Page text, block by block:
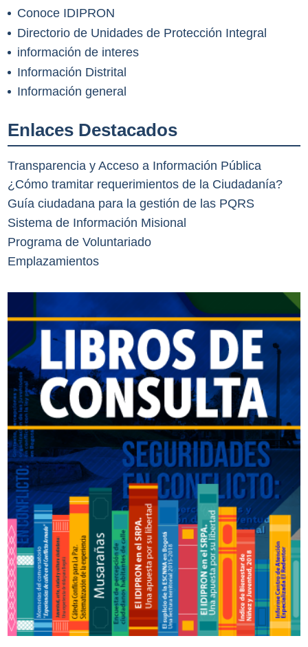
Conoce IDIPRON
Directorio de Unidades de Protección Integral
información de interes
Información Distrital
Información general
Enlaces Destacados
Transparencia y Acceso a Información Pública
¿Cómo tramitar requerimientos de la Ciudadanía?
Guía ciudadana para la gestión de las PQRS
Sistema de Información Misional
Programa de Voluntariado
Emplazamientos